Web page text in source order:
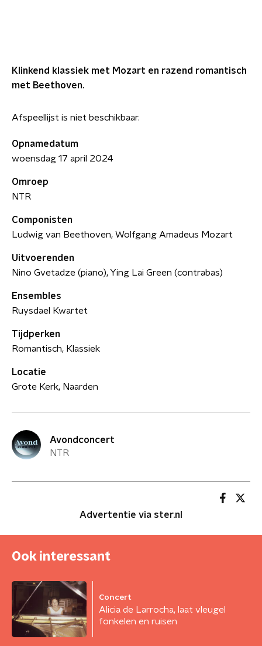
Klinkend klassiek met Mozart en razend romantisch
met Beethoven.
Afspeellijst is niet beschikbaar.
Opnamedatum
woensdag 17 april 2024
Omroep
NTR
Componisten
Ludwig van Beethoven, Wolfgang Amadeus Mozart
Uitvoerenden
Nino Gvetadze (piano), Ying Lai Green (contrabas)
Ensembles
Ruysdael Kwartet
Tijdperken
Romantisch, Klassiek
Locatie
Grote Kerk, Naarden
Avondconcert
NTR
Advertentie via ster.nl
Ook interessant
Concert
Alicia de Larrocha, laat vleugel
fonkelen en ruisen